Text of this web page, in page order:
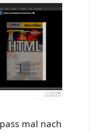
mal nach